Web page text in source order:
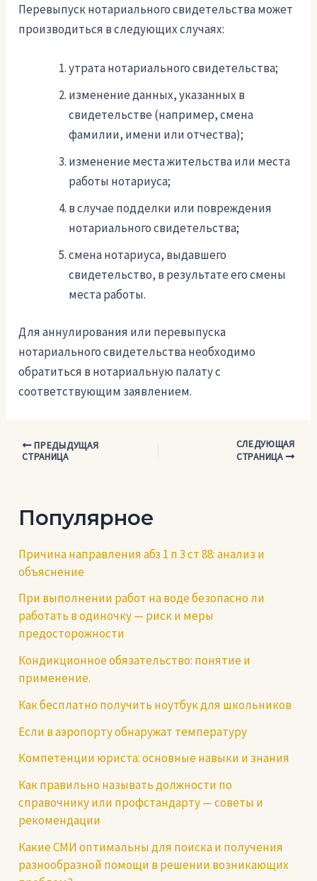
Перевыпуск нотариального свидетельства может
производиться в следующих случаях:
утрата нотариального свидетельства;
изменение данных, указанных в
свидетельстве (например, смена
фамилии, имени или отчества);
изменение места жительства или места
работы нотариуса;
в случае подделки или повреждения
нотариального свидетельства;
смена нотариуса, выдавшего
свидетельство, в результате его смены
места работы.
Для аннулирования или перевыпуска
нотариального свидетельства необходимо
обратиться в нотариальную палату с
соответствующим заявлением.
Навигация
ПРЕДЫДУЩАЯ
СТРАНИЦА
СЛЕДУЮЩАЯ
СТРАНИЦА
Популярное
Причина направления абз 1 п 3 ст 88: анализ и
объяснение
При выполнении работ на воде безопасно ли
работать в одиночку — риск и меры
предосторожности
Кондикционное обязательство: понятие и
применение.
Как бесплатно получить ноутбук для школьников
Если в аэропорту обнаружат температуру
Компетенции юриста: основные навыки и знания
Как правильно называть должности по
справочнику или профстандарту — советы и
рекомендации
Какие СМИ оптимальны для поиска и получения
разнообразной помощи в решении возникающих